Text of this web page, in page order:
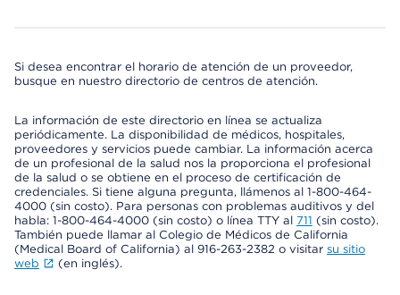
Si desea encontrar el horario de atención de un proveedor,
busque en nuestro directorio de centros de atención.
La información de este directorio en línea se actualiza
periódicamente. La disponibilidad de médicos, hospitales,
proveedores y servicios puede cambiar. La información acerca
de un profesional de la salud nos la proporciona el profesional
de la salud o se obtiene en el proceso de certificación de
credenciales. Si tiene alguna pregunta, llámenos al 1-800-464-
4000 (sin costo). Para personas con problemas auditivos y del
habla: 1-800-464-4000 (sin costo) o línea TTY al 711 (sin costo).
También puede llamar al Colegio de Médicos de California
(Medical Board of California) al 916-263-2382 o visitar su sitio
web
(en inglés).